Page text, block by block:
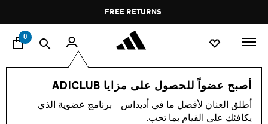
Pause
promotion
rotation
FREE RETURNS
0
أصبح عضواً للحصول على مزايا ADICLUB
أطلق العنان لأفضل ما في أديداس - برنامج عضوية الذي
يكافئك على القيام بما تحب.
الرجال ملابس
تيشيرت TREFOIL